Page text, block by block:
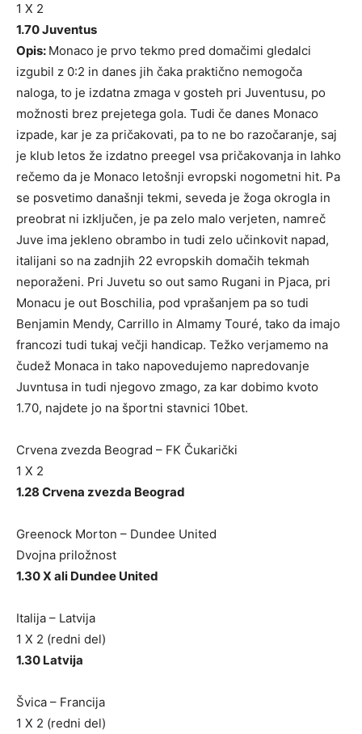
1 X 2
1.70 Juventus
Opis: Monaco je prvo tekmo pred domačimi gledalci
izgubil z 0:2 in danes jih čaka praktično nemogoča
naloga, to je izdatna zmaga v gosteh pri Juventusu, po
možnosti brez prejetega gola. Tudi če danes Monaco
izpade, kar je za pričakovati, pa to ne bo razočaranje, saj
je klub letos že izdatno preegel vsa pričakovanja in lahko
rečemo da je Monaco letošnji evropski nogometni hit. Pa
se posvetimo današnji tekmi, seveda je žoga okrogla in
preobrat ni izključen, je pa zelo malo verjeten, namreč
Juve ima jekleno obrambo in tudi zelo učinkovit napad,
italijani so na zadnjih 22 evropskih domačih tekmah
neporaženi. Pri Juvetu so out samo Rugani in Pjaca, pri
Monacu je out Boschilia, pod vprašanjem pa so tudi
Benjamin Mendy, Carrillo in Almamy Touré, tako da imajo
francozi tudi tukaj večji handicap. Težko verjamemo na
čudež Monaca in tako napovedujemo napredovanje
Juvntusa in tudi njegovo zmago, za kar dobimo kvoto
1.70, najdete jo na športni stavnici 10bet.
Crvena zvezda Beograd – FK Čukarički
1 X 2
1.28 Crvena zvezda Beograd
Greenock Morton – Dundee United
Dvojna priložnost
1.30 X ali Dundee United
Italija – Latvija
1 X 2 (redni del)
1.30 Latvija
Švica – Francija
1 X 2 (redni del)